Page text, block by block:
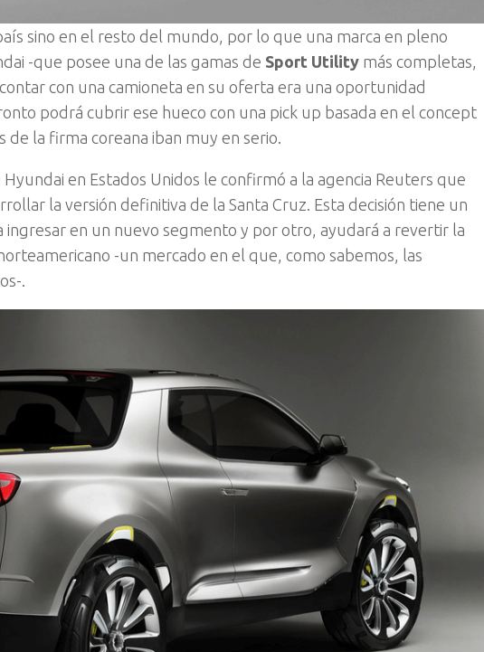
sino en el resto del mundo, por lo que una marca en pleno
-que posee una de las gamas de Sport Utility más completas,
con una camioneta en su oferta era una oportunidad
podrá cubrir ese hueco con una pick up basada en el concept
de la firma coreana iban muy en serio.
en Estados Unidos le confirmó a la agencia Reuters que
la versión definitiva de la Santa Cruz. Esta decisión tiene un
en un nuevo segmento y por otro, ayudará a revertir la
-un mercado en el que, como sabemos, las
.